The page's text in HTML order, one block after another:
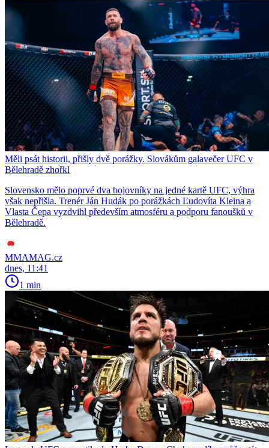
Měli psát historii, přišly dvě porážky. Slovákům galavečer UFC v
Bělehradě zhořkl
Slovensko mělo poprvé dva bojovníky na jedné kartě UFC, výhra
však nepřišla. Trenér Ján Hudák po porážkách Ľudovíta Kleina a
Vlasta Čepa vyzdvihl především atmosféru a podporu fanoušků v
Bělehradě.
MMAMAG.cz
dnes, 11:41
1 min